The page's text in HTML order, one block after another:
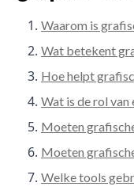
Waarom is
Wat betekent
Hoe helpt
Wat is de rol van
Moeten
Moeten
Welke tools